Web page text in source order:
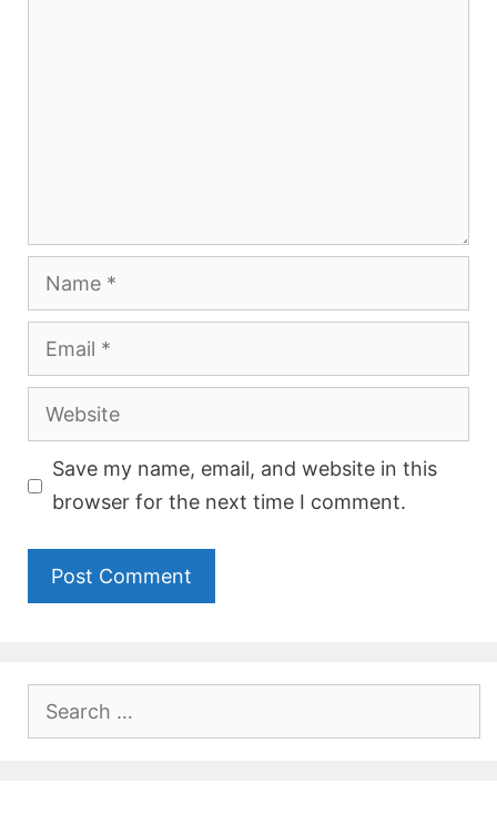
Name
Email
Website
Save my name, email, and website in this
browser for the next time I comment.
Search
for: